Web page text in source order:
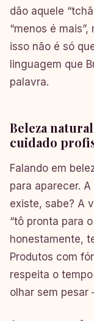
dão aquele
“menos é
isso não é só
linguagem que
palavra.
Beleza
cuidado
Falando em
para aparecer.
existe, sabe? A
“tô pronta para
honestamente,
Produtos com
respeita o
olhar sem